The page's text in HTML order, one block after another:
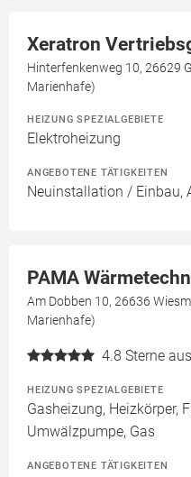
Xeratron
Hinterfenkenweg 10, 26629
Marienhafe)
HEIZUNG SPEZIALGEBIETE
Elektroheizung
ANGEBOTENE TÄTIGKEITEN
Neuinstallation / Einbau,
PAMA
Am Dobben 10, 26636
Marienhafe)
4.8 Sterne
HEIZUNG SPEZIALGEBIETE
Gasheizung, Heizkörper,
Umwälzpumpe, Gas
ANGEBOTENE TÄTIGKEITEN